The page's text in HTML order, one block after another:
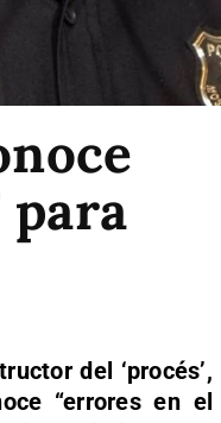
para
del ‘procés’,
“errores en el